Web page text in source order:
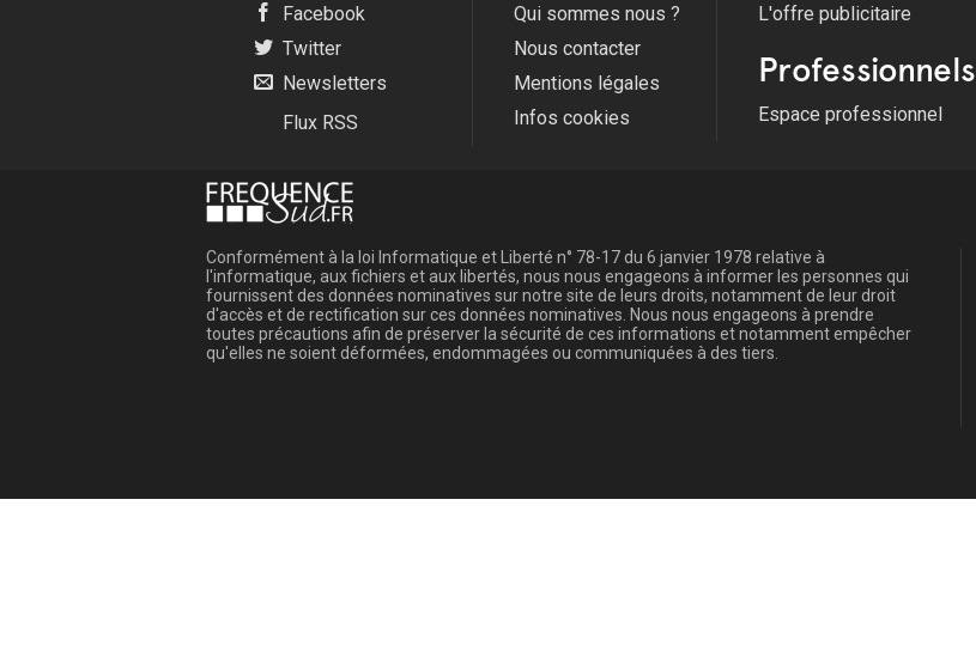
Facebook
Twitter
Newsletters
Flux RSS
Qui sommes nous ?
Nous contacter
Mentions légales
Infos cookies
L'offre publicitaire
Professionnels
Espace professionnel
Conformément à la loi Informatique et Liberté n° 78-17 du 6 janvier 1978 relative à
l'informatique, aux fichiers et aux libertés, nous nous engageons à informer les personnes qui
fournissent des données nominatives sur notre site de leurs droits, notamment de leur droit
d'accès et de rectification sur ces données nominatives. Nous nous engageons à prendre
toutes précautions afin de préserver la sécurité de ces informations et notamment empêcher
qu'elles ne soient déformées, endommagées ou communiquées à des tiers.